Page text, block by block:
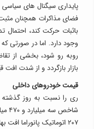
پایداری سیگنال های
فضای مذاکرات همچنان
باثبات حرکت کند، احتمال
وجود دارد. اما در صورتی که
روبه رو شود، بخشی از
بازار بازگردد و از شدت
قیمت خودروهای داخلی